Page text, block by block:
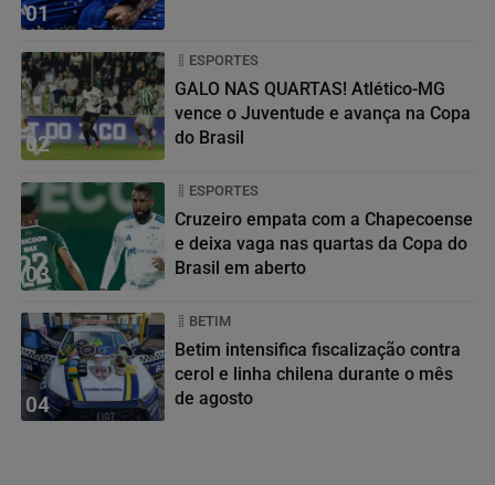
01
02
ESPORTES
GALO NAS QUARTAS! Atlético-MG
vence o Juventude e avança na Copa
do Brasil
03
ESPORTES
Cruzeiro empata com a Chapecoense
e deixa vaga nas quartas da Copa do
Brasil em aberto
04
BETIM
Betim intensifica fiscalização contra
cerol e linha chilena durante o mês
de agosto